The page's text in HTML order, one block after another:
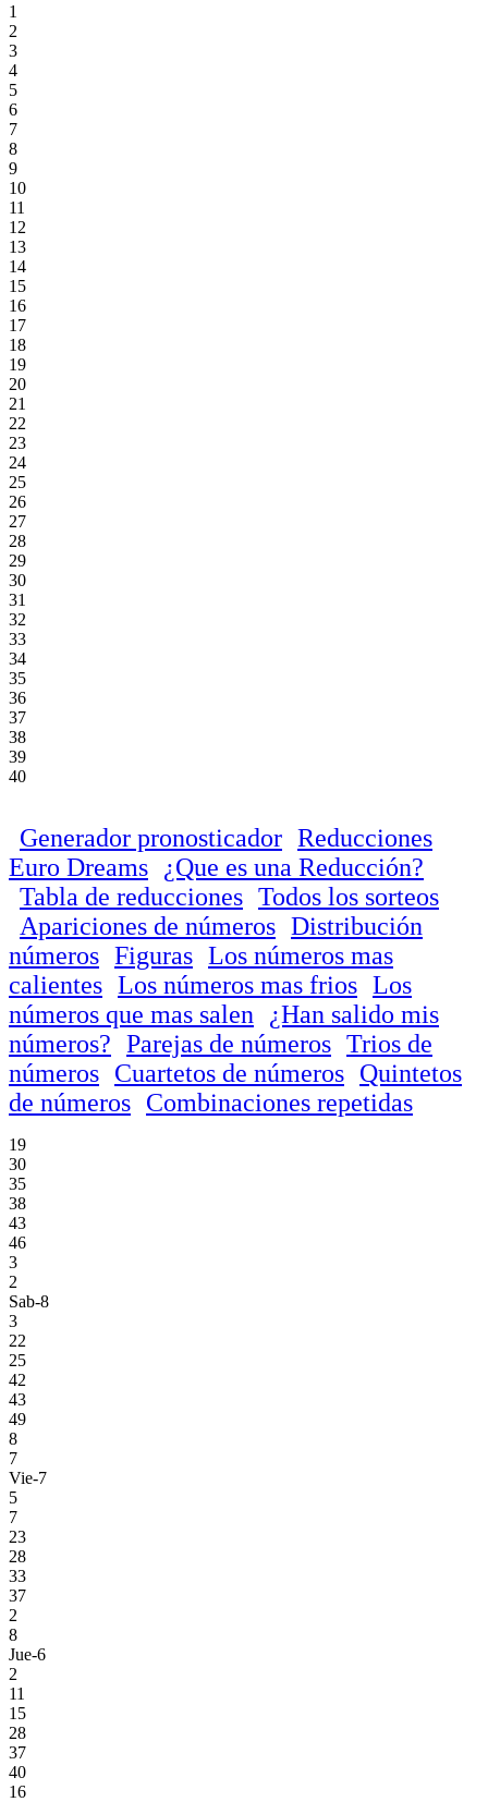
1
2
3
4
5
6
7
8
9
10
11
12
13
14
15
16
17
18
19
20
21
22
23
24
25
26
27
28
29
30
31
32
33
34
35
36
37
38
39
40
Generador pronosticador Reducciones
Euro Dreams
¿Que es una Reducción?
Tabla de reducciones Todos los sorteos
Apariciones de números Distribución
números Figuras Los números mas
calientes Los números mas frios Los
números que mas salen
¿Han salido mis
números? Parejas de números Trios de
números Cuartetos de números Quintetos
de números Combinaciones repetidas
19
30
35
38
43
46
3
2
Sab-8
3
22
25
42
43
49
8
7
Vie-7
5
7
23
28
33
37
2
8
Jue-6
2
11
15
28
37
40
16